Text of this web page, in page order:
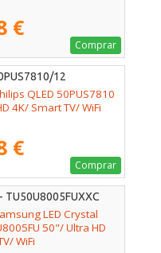
€
Comprar
12
QLED 50PUS7810
4K/ Smart TV/ WiFi
€
Comprar
TU50U8005FUXXC
LED Crystal
50"/ Ultra HD
WiFi